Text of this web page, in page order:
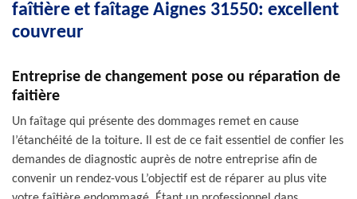
faîtière et faîtage Aignes 31550: excellent
couvreur
Entreprise de changement pose ou réparation de
faitière
Un faîtage qui présente des dommages remet en cause
l’étanchéité de la toiture. Il est de ce fait essentiel de confier les
demandes de diagnostic auprès de notre entreprise afin de
convenir un rendez-vous L’objectif est de réparer au plus vite